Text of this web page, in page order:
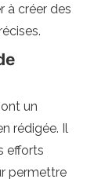
à créer des
un
rédigée. Il
efforts
permettre